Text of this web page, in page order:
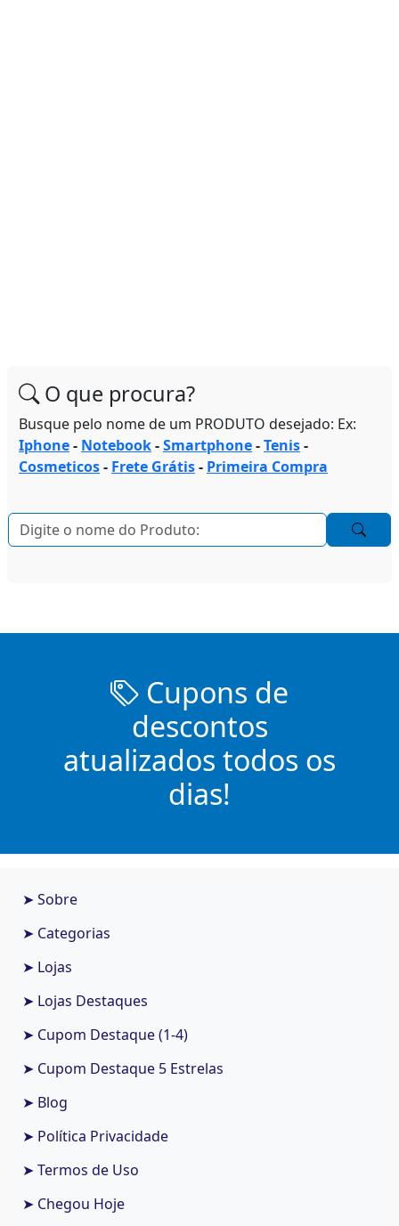
O que procura?
Busque pelo nome de um PRODUTO desejado: Ex:
Iphone- Notebook-Smartphone-Tenis-
Cosmeticos- Frete Grátis- Primeira Compra
Cupons de
descontos
atualizados todos os
dias!
➤ Sobre
➤ Categorias
➤ Lojas
➤ Lojas Destaques
➤ Cupom Destaque (1-4)
➤ Cupom Destaque 5 Estrelas
➤ Blog
➤ Política Privacidade
➤ Termos de Uso
➤ Chegou Hoje